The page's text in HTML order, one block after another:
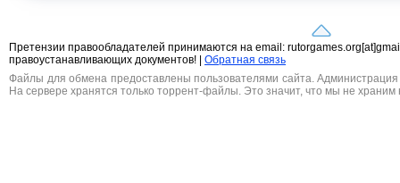
Претензии правообладателей принимаются на email:
правоустанавливающих документов! |
Обратная связь
Файлы для обмена предоставлены пользователями сайта. Администрация
На сервере хранятся только торрент-файлы. Это значит, что мы не